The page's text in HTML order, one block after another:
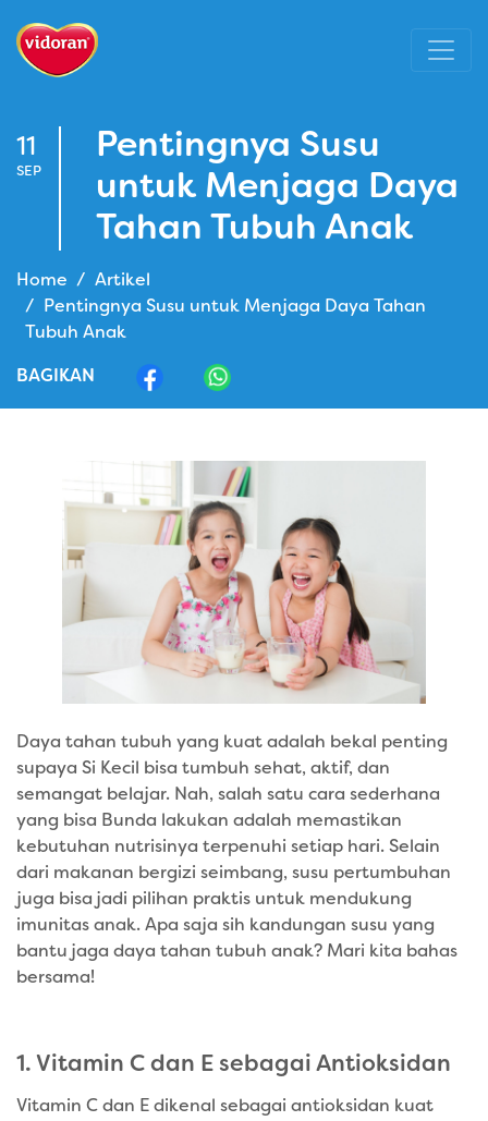
11
SEP
Pentingnya Susu
untuk Menjaga Daya
Tahan Tubuh Anak
Home
Artikel
Pentingnya Susu untuk Menjaga Daya Tahan
Tubuh Anak
BAGIKAN
Daya tahan tubuh yang kuat adalah bekal penting
supaya Si Kecil bisa tumbuh sehat, aktif, dan
semangat belajar. Nah, salah satu cara sederhana
yang bisa Bunda lakukan adalah memastikan
kebutuhan nutrisinya terpenuhi setiap hari. Selain
dari makanan bergizi seimbang, susu pertumbuhan
juga bisa jadi pilihan praktis untuk mendukung
imunitas anak. Apa saja sih kandungan susu yang
bantu jaga daya tahan tubuh anak? Mari kita bahas
bersama!
1. Vitamin C dan E sebagai Antioksidan
Vitamin C dan E dikenal sebagai antioksidan kuat